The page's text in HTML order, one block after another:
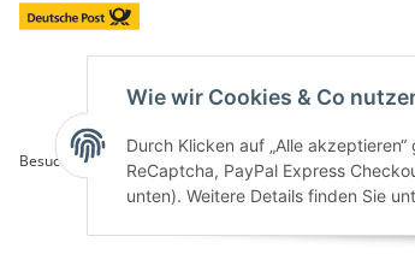
Besucherzähler: 5846730
Wie wir Cookies & Co
Durch Klicken auf „Alle
ReCaptcha, PayPal Express
unten). Weitere Details finden Sie